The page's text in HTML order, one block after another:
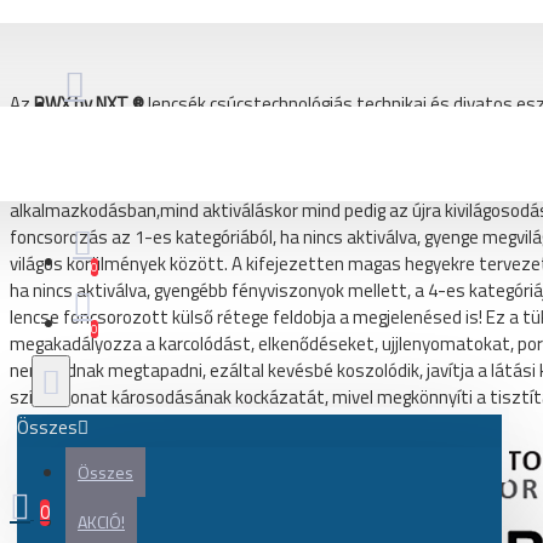
Országúti kerékpár
Gravel és adventure kerékpár váz
Országúti kerékpár váz
Váz alkatrészek, váltótartó fül, kiegészítők
Kerékpár alkatrész
Akkumulátor
Atütőtengely, gyorszár
Csapágy, ipari csapágy
0
0
Összes
Összes
AKCIÓ!
0
AzRWX by NXT ®lencsék csúcstechnológiás technikai és divatos
köszönhetően megfelelő szintű védelmet biztosít szükség
napnyugtáig a lencse 100%-ban védi a szemet az UV-
felülethez. Ezért garantálja a tartósan optimális fotokróm
alkalmazkodásban,mind aktiváláskor mind pedig az újra
foncsorozás az 1-es kategóriából, ha nincs aktiválva, gyenge
világos körülmények között. A kifejezetten magas hegyekre
ha nincs aktiválva, gyengébb fényviszonyok mellett, a 4-es
lencse foncsorozott külső rétege feldobja a megjelenésed is! Ez a
megakadályozza a karcolódást, elkenődéseket, ujjlenyomatokat,
nem tudnak megtapadni, ezáltal kevésbé koszolódik, javítja a
színbevonat károsodásának kockázatát, mivel megkönnyíti a